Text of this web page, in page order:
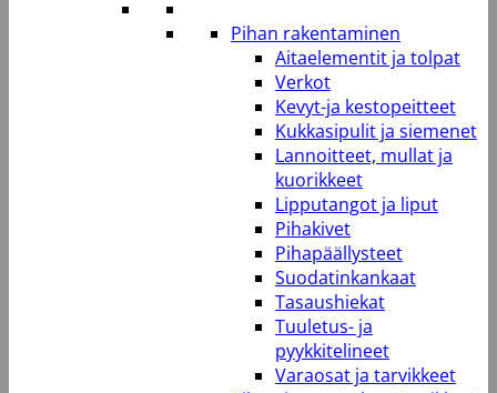
Pihan rakentaminen
Aitaelementit ja tolpat
Verkot
Kevyt-ja kestopeitteet
Kukkasipulit ja siemenet
Lannoitteet, mullat ja
kuorikkeet
Lipputangot ja liput
Pihakivet
Pihapäällysteet
Suodatinkankaat
Tasaushiekat
Tuuletus- ja
pyykkitelineet
Varaosat ja tarvikkeet